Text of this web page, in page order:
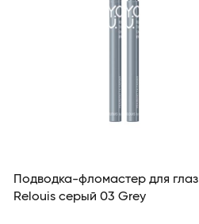
Подводка-фломастер для глаз
Relouis серый 03 Grey